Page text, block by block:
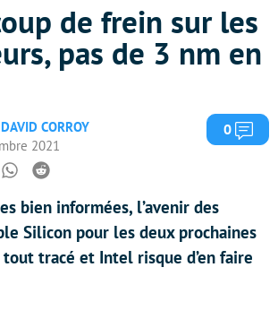
de frein sur les
pas de 3 nm en
CORROY
2021
0
Whatsapp
Reddit
bien informées, l’avenir des
Silicon pour les deux prochaines
tracé et Intel risque d’en faire